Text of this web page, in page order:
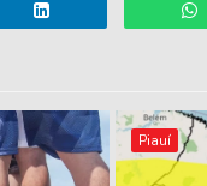
Piauí